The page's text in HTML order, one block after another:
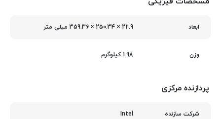
ابعاد 22.9 × 250.34 × 359.36 میلی‌ متر
وزن 1.98 کیلوگرم
پردازنده مرکزی
شرکت سازنده Intel